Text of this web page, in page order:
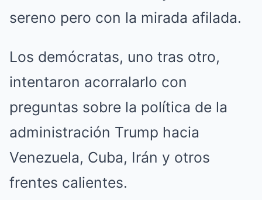
sereno pero con la mirada afilada.
Los demócratas, uno tras otro,
intentaron acorralarlo con
preguntas sobre la política de la
administración Trump hacia
Venezuela, Cuba, Irán y otros
frentes calientes.